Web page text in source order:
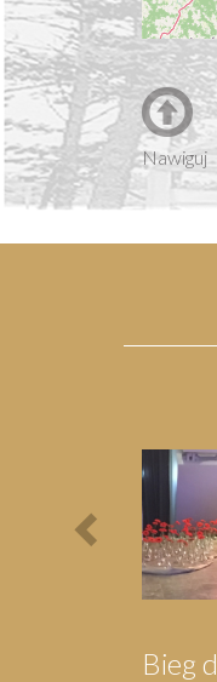
Nawiguj
Previous